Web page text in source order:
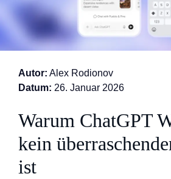
Autor: Alex Rodionov
Datum: 26. Januar 2026
Warum ChatGPT
kein
ist